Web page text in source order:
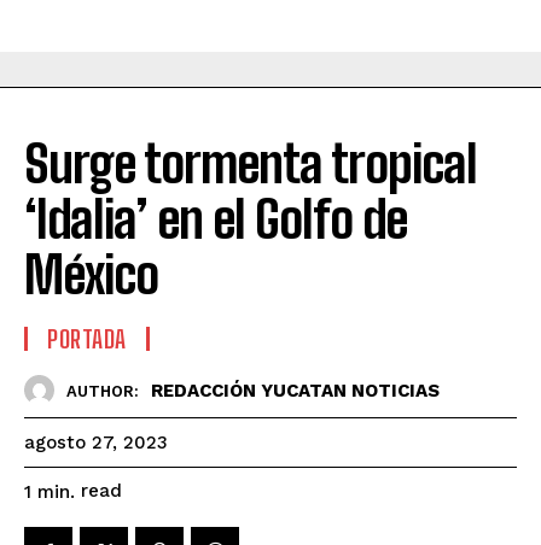
Surge tormenta tropical
‘Idalia’ en el Golfo de
México
PORTADA
AUTHOR: REDACCIÓN YUCATAN NOTICIAS
agosto 27, 2023
1 min. read